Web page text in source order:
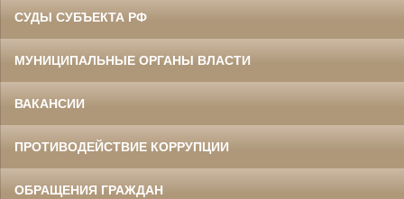
СУДЫ СУБЪЕКТА РФ
МУНИЦИПАЛЬНЫЕ ОРГАНЫ ВЛАСТИ
ВАКАНСИИ
ПРОТИВОДЕЙСТВИЕ КОРРУПЦИИ
ОБРАЩЕНИЯ ГРАЖДАН